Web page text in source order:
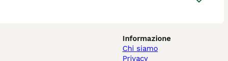
Informazione
Chi siamo
Privacy